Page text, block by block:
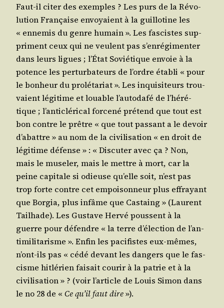
Faut-il citer des exemples ? Les purs de la Révo­
lu­tion Fran­çaise envoyaient à la guillo­tine les
« enne­mis du genre humain ». Les fas­cistes sup­
priment ceux qui ne veulent pas s’en­ré­gi­men­ter
dans leurs ligues ; l’É­tat Sovié­tique envoie à la
potence les per­tur­ba­teurs de l’ordre éta­bli « pour
le bon­heur du pro­lé­ta­riat ». Les inqui­si­teurs trou­
vaient légi­time et louable l’au­to­da­fé de l’hé­ré­
tique ; l’an­ti­clé­ri­cal for­ce­né pré­tend que tout est
bon contre le prêtre « que tout pas­sant a le devoir
d’a­battre » au nom de la civi­li­sa­tion « en droit de
légi­time défense » : « Dis­cu­ter avec ça ? Non,
mais le muse­ler, mais le mettre à mort, car la
peine capi­tale si odieuse qu’elle soit, n’est pas
trop forte contre cet empoi­son­neur plus effrayant
que Bor­gia, plus infâme que Cas­taing » (Laurent
Tail­hade). Les Gus­tave Her­vé poussent à la
guerre pour défendre « la terre d’é­lec­tion de l’an­
ti­mi­li­ta­risme ». Enfin les paci­fistes eux-mêmes,
n’ont-ils pas « cédé devant les dan­gers que le fas­
cisme hit­lé­rien fai­sait cou­rir à la patrie et à la
civi­li­sa­tion » ? (voir l’ar­ticle de Louis Simon dans
le no 28 de « Ce qu’il faut dire»).